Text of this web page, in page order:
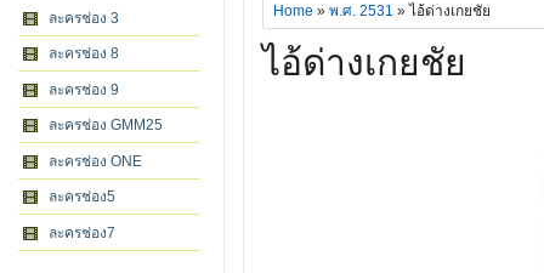
ละครช่อง 3
ละครช่อง 8
ละครช่อง 9
ละครช่อง GMM25
ละครช่อง ONE
ละครช่อง5
ละครช่อง7
Home » พ.ศ. 2531 » ไอ้ด่างเกยชัย
ไอ้ด่างเกยชัย